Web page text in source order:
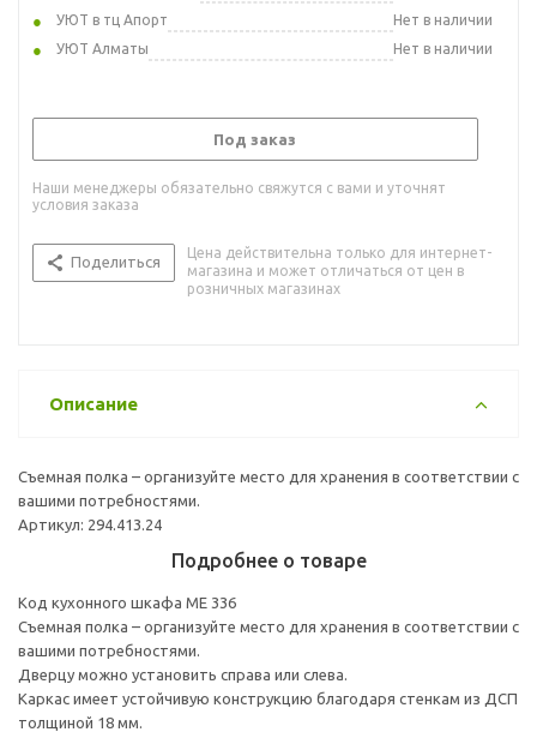
УЮТ в тц Апорт
Нет в наличии
УЮТ Алматы
Нет в наличии
Под заказ
Наши менеджеры обязательно свяжутся с вами и уточнят
условия заказа
Поделиться
Цена действительна только для интернет-
магазина и может отличаться от цен в
розничных магазинах
Описание
Съемная полка – организуйте место для хранения в соответствии с
вашими потребностями.
Артикул: 294.413.24
Подробнее о товаре
Код кухонного шкафа ME 336
Съемная полка – организуйте место для хранения в соответствии с
вашими потребностями.
Дверцу можно установить справа или слева.
Каркас имеет устойчивую конструкцию благодаря стенкам из ДСП
толщиной 18 мм.